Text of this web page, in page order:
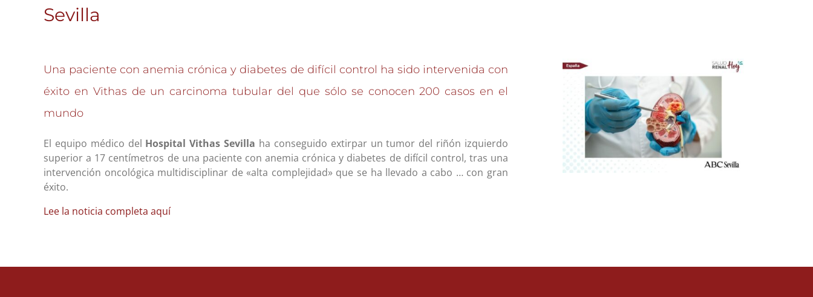
Sevilla
Una paciente con anemia crónica y diabetes de difícil control ha sido intervenida con
éxito en Vithas de un carcinoma tubular del que sólo se conocen 200 casos en el
mundo
El equipo médico del Hospital Vithas Sevilla ha conseguido extirpar un tumor del riñón izquierdo
superior a 17 centímetros de una paciente con anemia crónica y diabetes de difícil control, tras una
intervención oncológica multidisciplinar de «alta complejidad» que se ha llevado a cabo … con gran
éxito.
Lee la noticia completa aquí